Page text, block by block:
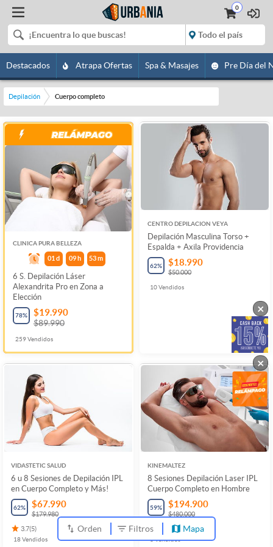
0
Destacados Atrapa Ofertas Spa & Masajes Pre Día del
Depilación Cuerpo completo
CLINICA PURA BELLEZA
01 d 09 h 53m
6 S. Depilación Láser
Alexandrita Pro en Zona a
Elección
78% $19.990
$89.990
259Vendidos
CENTRO DEPILACION VEYA
Depilación Masculina Torso +
Espalda + Axila Providencia
62% $18.990
$50.000
10Vendidos
VIDASTETIC SALUD
6 u 8 Sesiones de Depilación IPL
en Cuerpo Completo y Más!
62% $67.990
$179.980
3.7(5)
18Vendidos
KINEMALTEZ
8 Sesiones Depilación Laser IPL
Cuerpo Completo en Hombre
59% $194.900
$480.000
3Vendidos
Orden Filtros Mapa
×
×